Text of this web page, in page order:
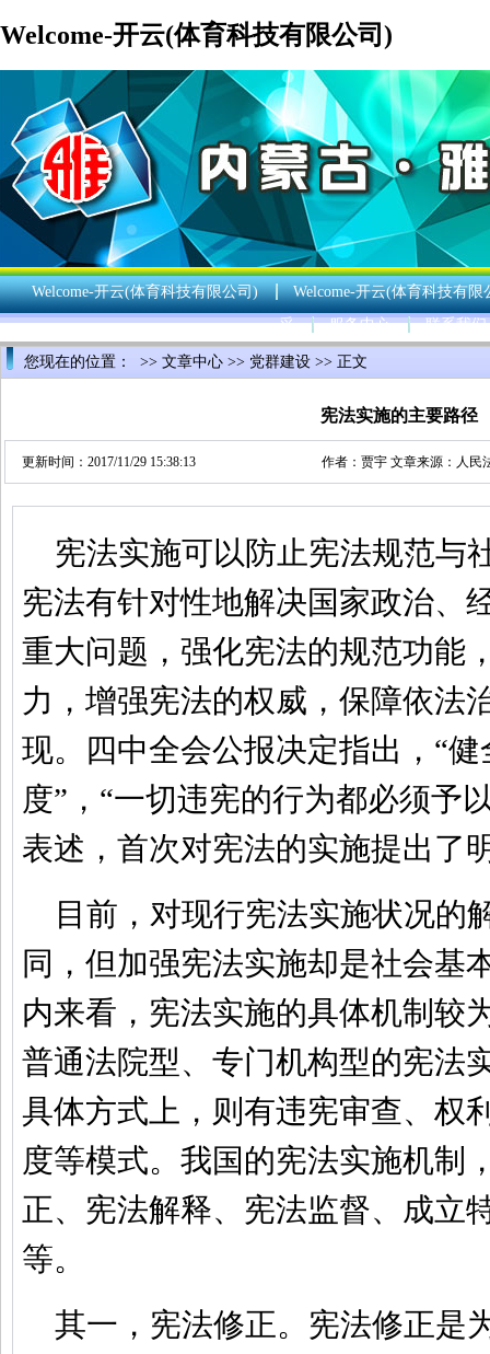
Welcome-开云(体育科技有限公司)
Welcome-开云(体育科技有限公司)
Welcome-开云(体育科技有限
采
服务中心 联系我们
您现在的位置： >> 文章中心 >> 党群建设 >> 正文
宪法实施的主要路径
更新时间：2017/11/29 15:38:13 作者： 贾宇文章来源： 人民
宪法实施可以防止宪法规范与
宪法有针对性地解决国家政治、
重大问题，强化宪法的规范功能
力，增强宪法的权威，保障依法
现。四中全会公报决定指出，“
度”，“一切违宪的行为都必须予
表述，首次对宪法的实施提出了
目前，对现行宪法实施状况的
同，但加强宪法实施却是社会基
内来看，宪法实施的具体机制较
普通法院型、专门机构型的宪法
具体方式上，则有违宪审查、权
度等模式。我国的宪法实施机制
正、宪法解释、宪法监督、成立
等。
其一，宪法修正。宪法修正是